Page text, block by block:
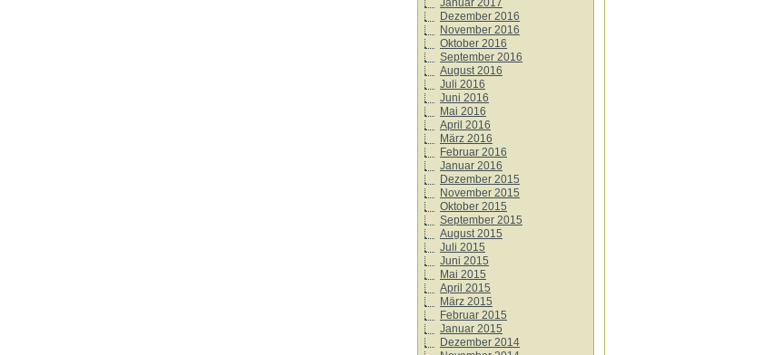
Januar 2017
Dezember 2016
November 2016
Oktober 2016
September 2016
August 2016
Juli 2016
Juni 2016
Mai 2016
April 2016
März 2016
Februar 2016
Januar 2016
Dezember 2015
November 2015
Oktober 2015
September 2015
August 2015
Juli 2015
Juni 2015
Mai 2015
April 2015
März 2015
Februar 2015
Januar 2015
Dezember 2014